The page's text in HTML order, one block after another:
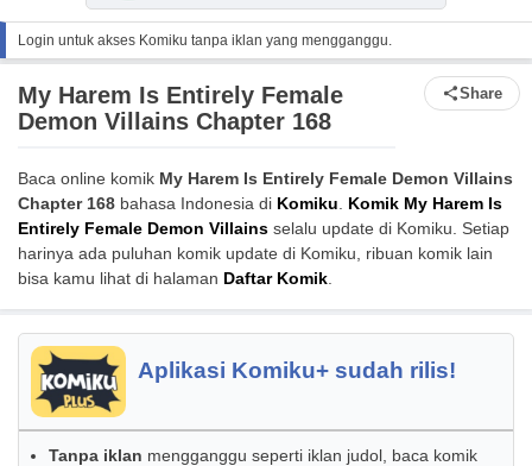
Login untuk akses Komiku tanpa iklan yang mengganggu.
My Harem Is Entirely Female
Demon Villains Chapter 168
Share
Baca online komik My Harem Is Entirely Female Demon Villains
Chapter 168 bahasa Indonesia di Komiku. Komik My Harem Is
Entirely Female Demon Villains selalu update di Komiku. Setiap
harinya ada puluhan komik update di Komiku, ribuan komik lain
bisa kamu lihat di halaman Daftar Komik.
Aplikasi Komiku+ sudah rilis!
Tanpa iklan mengganggu seperti iklan judol, baca komik